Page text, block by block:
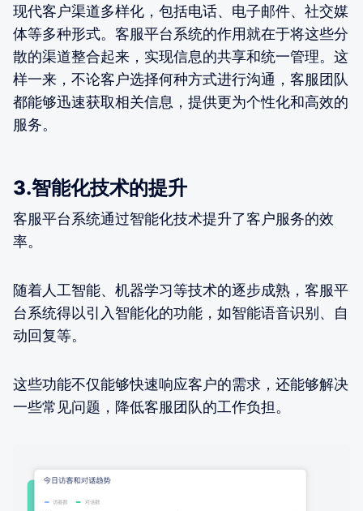
现代客户渠道多样化，包括电话、电子邮件、社交媒
体等多种形式。客服平台系统的作用就在于将这些分
散的渠道整合起来，实现信息的共享和统一管理。这
样一来，不论客户选择何种方式进行沟通，客服团队
都能够迅速获取相关信息，提供更为个性化和高效的
服务。
3.智能化技术的提升
客服平台系统通过智能化技术提升了客户服务的效
率。
随着人工智能、机器学习等技术的逐步成熟，客服平
台系统得以引入智能化的功能，如智能语音识别、自
动回复等。
这些功能不仅能够快速响应客户的需求，还能够解决
一些常见问题，降低客服团队的工作负担。